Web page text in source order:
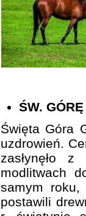
ŚW.
Święta Góra
uzdrowień.
zasłynęło
modlitwach
samym roku,
postawili